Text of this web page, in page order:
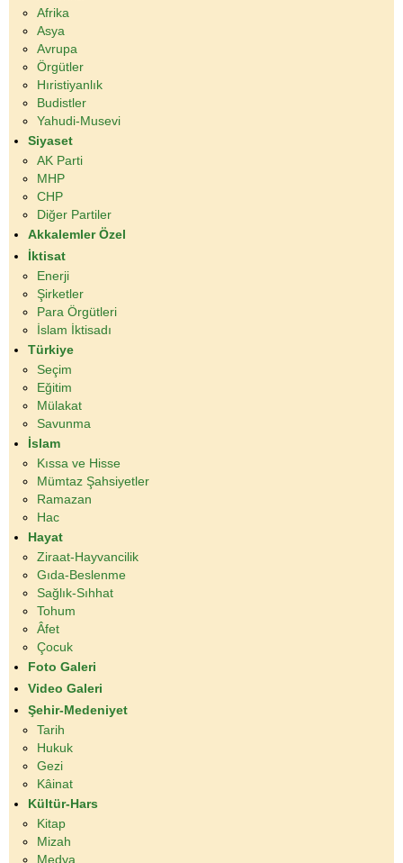
Afrika
Asya
Avrupa
Örgütler
Hıristiyanlık
Budistler
Yahudi-Musevi
Siyaset
AK Parti
MHP
CHP
Diğer Partiler
Akkalemler Özel
İktisat
Enerji
Şirketler
Para Örgütleri
İslam İktisadı
Türkiye
Seçim
Eğitim
Mülakat
Savunma
İslam
Kıssa ve Hisse
Mümtaz Şahsiyetler
Ramazan
Hac
Hayat
Ziraat-Hayvancilik
Gıda-Beslenme
Sağlık-Sıhhat
Tohum
Âfet
Çocuk
Foto Galeri
Video Galeri
Şehir-Medeniyet
Tarih
Hukuk
Gezi
Kâinat
Kültür-Hars
Kitap
Mizah
Medya